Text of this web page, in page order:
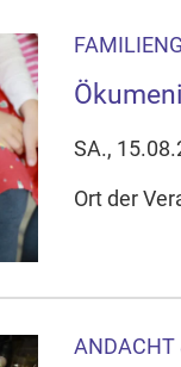
SA.,
Ort der
ANDACHT